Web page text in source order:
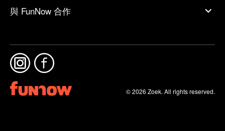
與 FunNow 合作
© 2026 Zoek. All rights reserved.